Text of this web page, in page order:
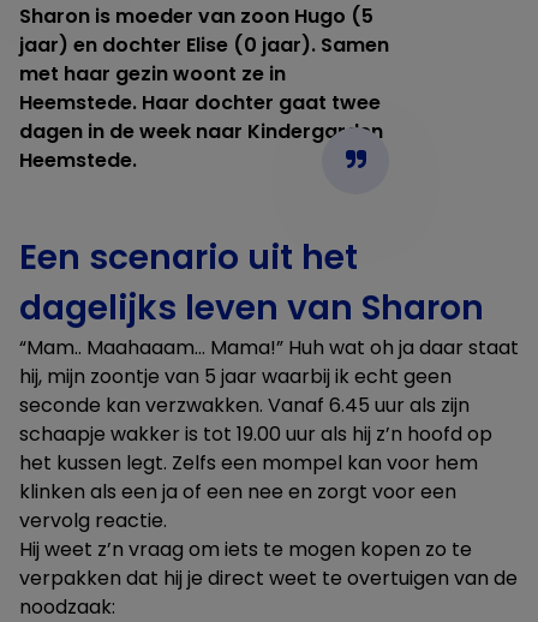
Sharon is moeder van zoon Hugo (5
jaar) en dochter Elise (0 jaar). Samen
met haar gezin woont ze in
Heemstede. Haar dochter gaat twee
dagen in de week naar Kindergarden
Heemstede.
Een scenario uit het
dagelijks leven van Sharon
“Mam.. Maahaaam… Mama!” Huh wat oh ja daar staat
hij, mijn zoontje van 5 jaar waarbij ik echt geen
seconde kan verzwakken. Vanaf 6.45 uur als zijn
schaapje wakker is tot 19.00 uur als hij z’n hoofd op
het kussen legt. Zelfs een mompel kan voor hem
klinken als een ja of een nee en zorgt voor een
vervolg reactie.
Hij weet z’n vraag om iets te mogen kopen zo te
verpakken dat hij je direct weet te overtuigen van de
noodzaak: